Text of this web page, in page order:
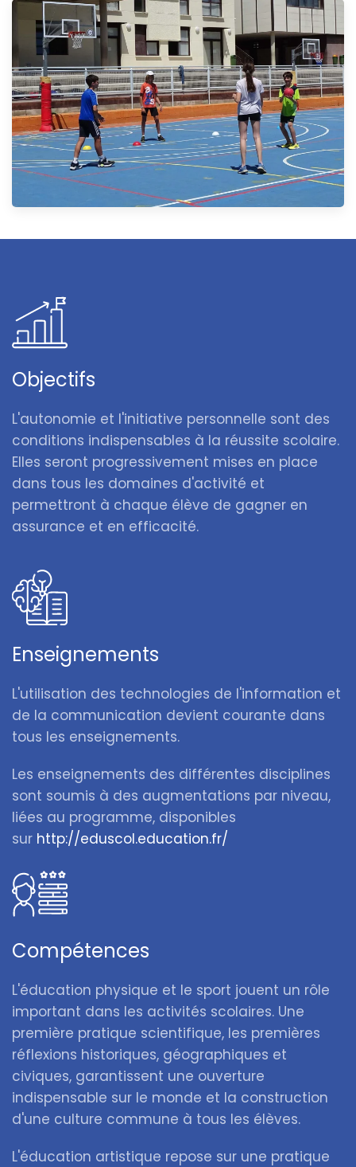
Objectifs
L'autonomie et l'initiative personnelle sont des
conditions indispensables à la réussite scolaire.
Elles seront progressivement mises en place
dans tous les domaines d'activité et
permettront à chaque élève de gagner en
assurance et en efficacité.
Enseignements
L'utilisation des technologies de l'information et
de la communication devient courante dans
tous les enseignements.
Les enseignements des différentes disciplines
sont soumis à des augmentations par niveau,
liées au programme, disponibles
sur http://eduscol.education.fr/
Compétences
L'éducation physique et le sport jouent un rôle
important dans les activités scolaires. Une
première pratique scientifique, les premières
réflexions historiques, géographiques et
civiques, garantissent une ouverture
indispensable sur le monde et la construction
d'une culture commune à tous les élèves.
L'éducation artistique repose sur une pratique